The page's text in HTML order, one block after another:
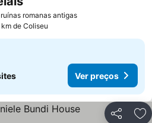
romanas antigas
km de Coliseu
Ver preços
Partilhar